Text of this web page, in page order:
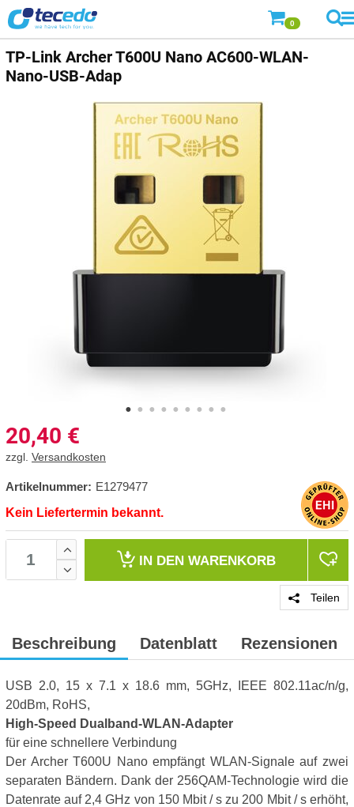
0
TP-Link Archer T600U Nano AC600-WLAN-
Nano-USB-Adap
20,40 €
zzgl. Versandkosten
Artikelnummer: E1279477
Kein Liefertermin bekannt.
IN DEN WARENKORB
Teilen
Beschreibung Datenblatt Rezensionen
USB 2.0, 15 x 7.1 x 18.6 mm, 5GHz, IEEE 802.11ac/n/g,
20dBm, RoHS,
High-Speed Dualband-WLAN-Adapter
für eine schnellere Verbindung
Der Archer T600U Nano empfängt WLAN-Signale auf zwei
separaten Bändern. Dank der 256QAM-Technologie wird die
Datenrate auf 2,4 GHz von 150 Mbit / s zu 200 Mbit / s erhöht,